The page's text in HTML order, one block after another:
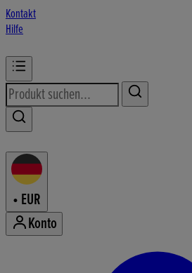
Kontakt
Hilfe
• EUR
Konto